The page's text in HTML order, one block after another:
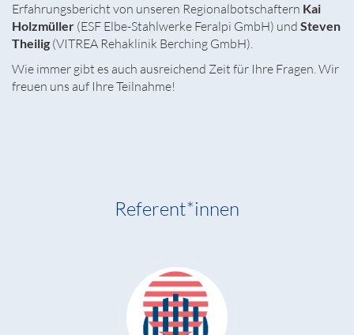
Erfahrungsbericht von unseren Regionalbotschaftern Kai
Holzmüller (ESF Elbe-Stahlwerke Feralpi GmbH) und Steven
Theilig (VITREA Rehaklinik Berching GmbH).
Wie immer gibt es auch ausreichend Zeit für Ihre Fragen. Wir
freuen uns auf Ihre Teilnahme!
Referent*innen